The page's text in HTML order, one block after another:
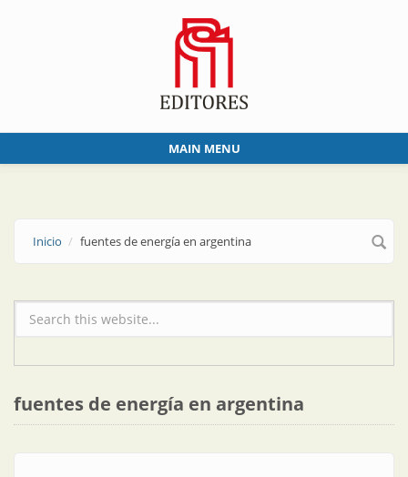
MAIN MENU
Inicio fuentes de energía en argentina
Formulario de búsqueda
fuentes de energía en argentina